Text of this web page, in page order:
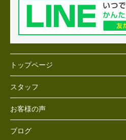
トップページ
スタッフ
お客様の声
ブログ